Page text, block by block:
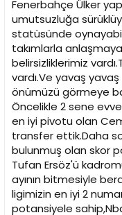
i
Fenerbahçe Ülker
umutsuzluğa
statüsünde
takımlarla
belirsizliklerimiz
vardı.Ve yavaş
önümüzü görmeye
Öncelikle 2 sene
en iyi pivotu olan
transfer ettik.Daha
bulunmuş olan skor
Tufan Ersöz'ü
ayının bitmesiyle
ligimizin en iyi 2
potansiyele